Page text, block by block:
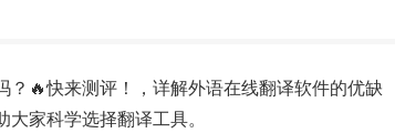
🔥快来测评！，详解外语在线翻译软件的优缺
家科学选择翻译工具。